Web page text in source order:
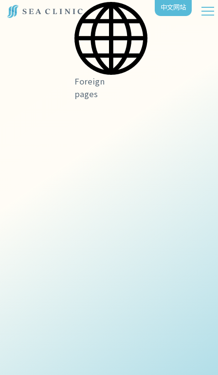
Foreign
pages
中⽂⽹站